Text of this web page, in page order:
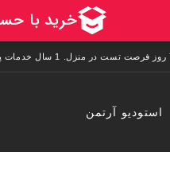
استودیو آرتمن